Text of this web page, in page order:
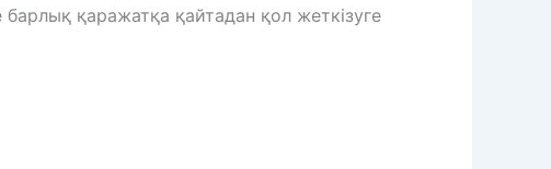
қаражатқа қайтадан қол жеткізуге